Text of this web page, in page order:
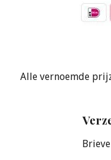
Alle vernoemde